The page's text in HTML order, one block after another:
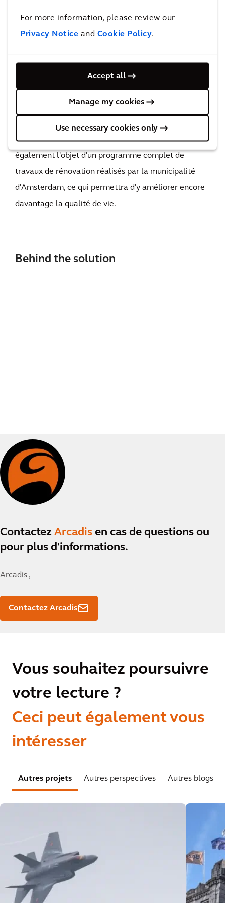
For more information, please review our
Privacy Notice and Cookie Policy.
Accept all
Manage my cookies
Use necessary cookies only
XXX xxx
Lorem ipsum dolor
Le début de la construction du bâtiment De Baak est
prévu pour le premier trimestre 2021. Une fois le
bâtiment terminé, les locataires pourront profiter
d'un logement durable et abordable dans un quartier
agréable, écologique et familial. Le quartier fait
également l'objet d'un programme complet de
travaux de rénovation réalisés par la municipalité
d'Amsterdam, ce qui permettra d'y améliorer encore
davantage la qualité de vie.
Behind the solution
Contactez Arcadis en cas de questions ou
pour plus d'informations.
Arcadis ,
Contactez Arcadis
Vous souhaitez poursuivre
votre lecture ?
Ceci peut également vous
intéresser
Autres projets Autres perspectives Autres blogs